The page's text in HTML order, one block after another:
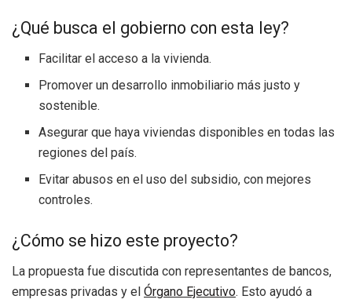
¿Qué busca el gobierno con esta ley?
Facilitar el acceso a la vivienda.
Promover un desarrollo inmobiliario más justo y
sostenible.
Asegurar que haya viviendas disponibles en todas las
regiones del país.
Evitar abusos en el uso del subsidio, con mejores
controles.
¿Cómo se hizo este proyecto?
La propuesta fue discutida con representantes de bancos,
empresas privadas y el Órgano Ejecutivo. Esto ayudó a